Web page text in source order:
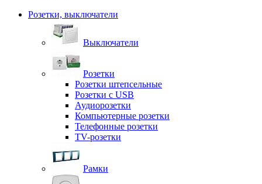
Розетки, выключатели
Выключатели
Розетки
Розетки штепсельные
Розетки с USB
Аудиорозетки
Компьютерные розетки
Телефонные розетки
TV-розетки
Рамки